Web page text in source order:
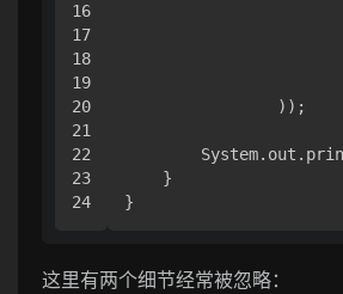
16
17
18
19
20
21
22
23
                ));
    }
这里有两个细节经常被忽略：